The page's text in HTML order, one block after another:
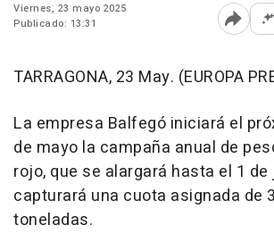
Viernes, 23 mayo 2025
Publicado: 13:31
Abrir
TARRAGONA, 23 May. (EUROPA
La empresa Balfegó iniciará el
de mayo la campaña anual de
rojo, que se alargará hasta el 1 de
capturará una cuota asignada de
toneladas.